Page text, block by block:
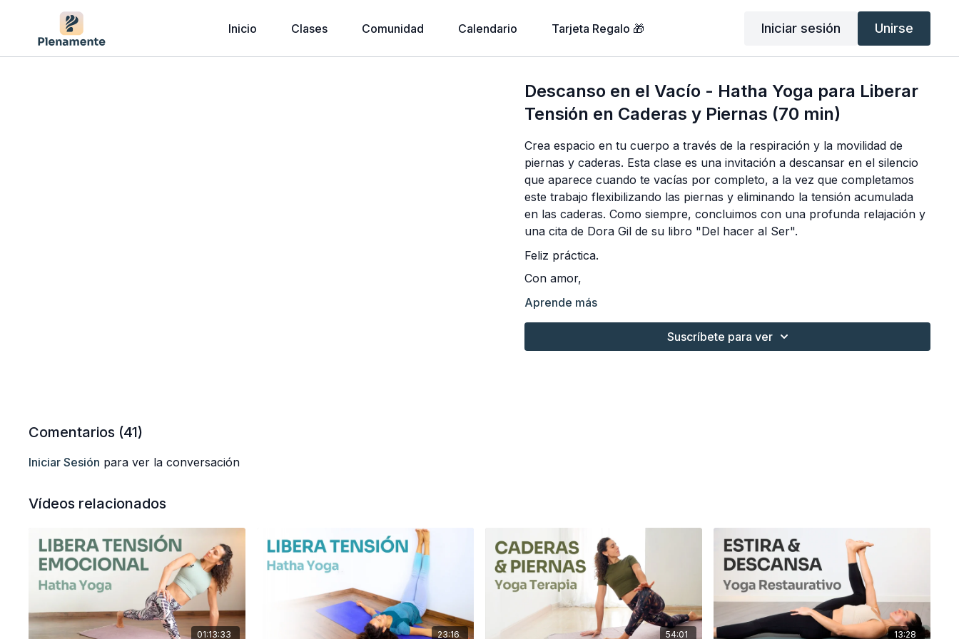
Inicio Clases Comunidad Calendario Tarjeta Regalo 🎁 Iniciar sesión Unirse
Descanso en el Vacío - Hatha Yoga para Liberar
Tensión en Caderas y Piernas (70 min)
Crea espacio en tu cuerpo a través de la respiración y la movilidad de
piernas y caderas. Esta clase es una invitación a descansar en el silencio
que aparece cuando te vacías por completo, a la vez que completamos
este trabajo flexibilizando las piernas y eliminando la tensión acumulada
en las caderas. Como siempre, concluimos con una profunda relajación y
una cita de Dora Gil de su libro "Del hacer al Ser".
Feliz práctica.
Con amor,
Anabel
Aprende más
Suscríbete para ver
Comentarios (41)
Iniciar Sesión para ver la conversación
Vídeos relacionados
01:13:33 23:16 54:01 13:28